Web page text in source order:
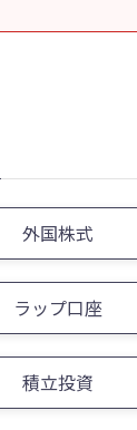
外国株式
ラップ口座
積立投資